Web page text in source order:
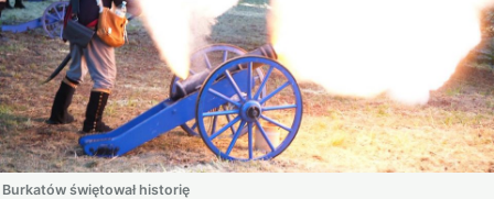
Burkatów świętował historię